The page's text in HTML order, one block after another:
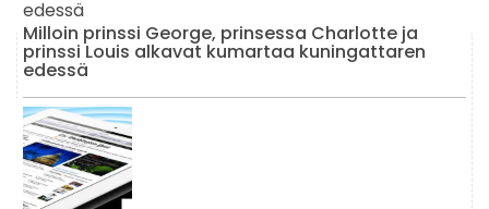
Milloin prinssi George, prinsessa Charlotte ja
prinssi Louis alkavat kumartaa kuningattaren
edessä